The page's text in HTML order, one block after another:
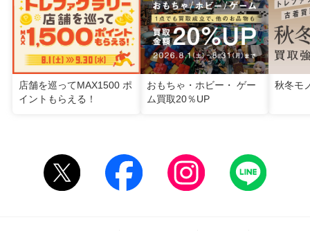
店舗を巡ってMAX1500 ポ
イントもらえる！
おもちゃ・ホビー・ ゲー
ム買取20％UP
秋冬モ